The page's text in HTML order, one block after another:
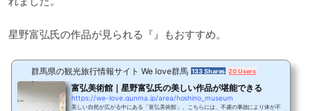
星野富弘氏の作品が見られる『』もおすすめ。
群馬県の観光旅行情報サイト We love群馬 133 Shares 20 Users
富弘美術館｜星野富弘氏の美しい作品が堪能できる
https://we-love.gunma.jp/area/hoshino_museum
美しい自然が広がる中にある「富弘美術館」。こちらには、不慮の事故により体が不